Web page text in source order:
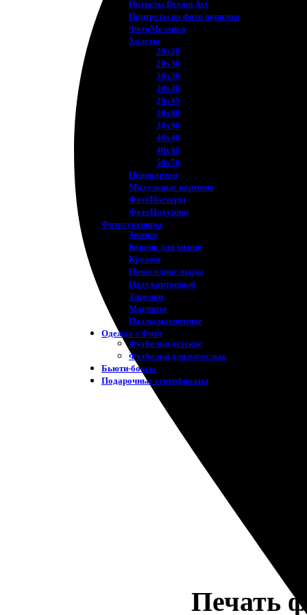
Потреты Dream Art
Портреты по фото акрилом
ФотоМозаика
Холсты
20х20
20х30
30х30
30х40
20х45
30х60
30х90
40х40
40х60
50х70
Пенокартон
Модульные картины
ФотоПостеры
ФотоПодушки
Фотоcувениры
Значки
Коврик для мыши
Кружки
Новогодние шары
Пазл картонный
Тарелки
Магниты
Пазлы магнитные
Одежда с Фото
Футболки детские
Футболки для взрослых
Бьюти-боксы
Подарочные сертификаты
Печать